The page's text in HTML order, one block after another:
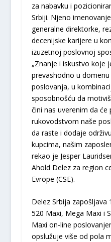
za nabavku i
Srbiji. Njeno
generalne direktorke,
decenijske karijere u
izuzetnoj poslovnoj
„Znanje i iskustvo koje
prevashodno u
poslovanja, u
sposobnošću da
čini nas uverenim da će
rukovodstvom naše
da raste i dodaje
kupcima, našim
rekao je Jesper
Ahold Delez za region
Evrope (CSE).
Delez Srbija zapošljava
520 Maxi, Mega Maxi i
Maxi on-line
opslužuje više od pola